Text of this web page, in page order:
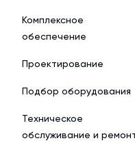
Комплексное
обеспечение
Проектирование
Подбор оборудования
Техническое
обслуживание и